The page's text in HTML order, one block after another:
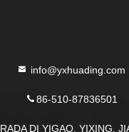
info@yxhuading.com
86-510-87836501
DI YIGAO, YIXING,